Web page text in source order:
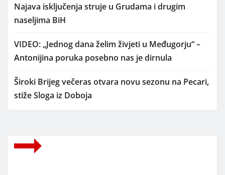
Najava isključenja struje u Grudama i drugim
naseljima BiH
VIDEO: „Jednog dana želim živjeti u Međugorju“ –
Antonijina poruka posebno nas je dirnula
Široki Brijeg večeras otvara novu sezonu na Pecari,
stiže Sloga iz Doboja